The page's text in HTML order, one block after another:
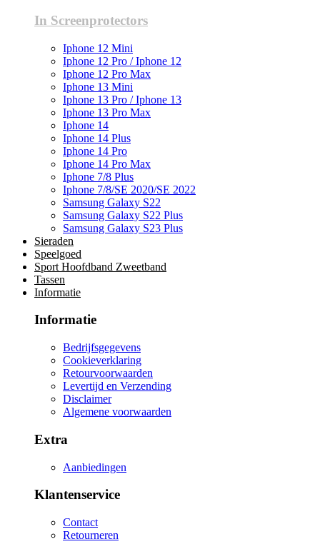
In Screenprotectors
Iphone 12 Mini
Iphone 12 Pro / Iphone 12
Iphone 12 Pro Max
Iphone 13 Mini
Iphone 13 Pro / Iphone 13
Iphone 13 Pro Max
Iphone 14
Iphone 14 Plus
Iphone 14 Pro
Iphone 14 Pro Max
Iphone 7/8 Plus
Iphone 7/8/SE 2020/SE 2022
Samsung Galaxy S22
Samsung Galaxy S22 Plus
Samsung Galaxy S23 Plus
Sieraden
Speelgoed
Sport Hoofdband Zweetband
Tassen
Informatie
Informatie
Bedrijfsgegevens
Cookieverklaring
Retourvoorwaarden
Levertijd en Verzending
Disclaimer
Algemene voorwaarden
Extra
Aanbiedingen
Klantenservice
Contact
Retourneren